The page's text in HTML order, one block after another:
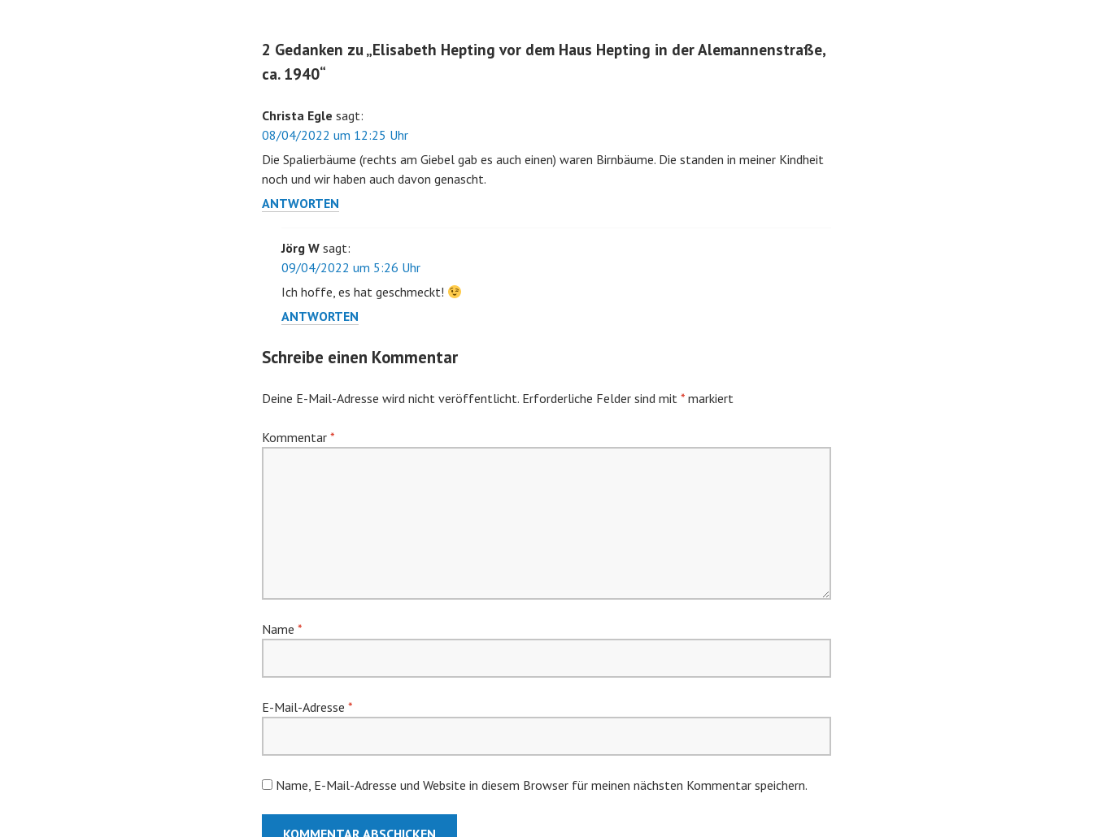
2 Gedanken zu „Elisabeth Hepting vor dem Haus Hepting in der Alemannenstraße,
ca. 1940“
Christa Egle sagt:
08/04/2022 um 12:25 Uhr
Die Spalierbäume (rechts am Giebel gab es auch einen) waren Birnbäume. Die standen in meiner Kindheit
noch und wir haben auch davon genascht.
ANTWORTEN
Jörg W sagt:
09/04/2022 um 5:26 Uhr
Ich hoffe, es hat geschmeckt!
ANTWORTEN
Schreibe einen Kommentar
Deine E-Mail-Adresse wird nicht veröffentlicht. Erforderliche Felder sind mit * markiert
Kommentar *
Name *
E-Mail-Adresse *
Name, E-Mail-Adresse und Website in diesem Browser für meinen nächsten Kommentar speichern.